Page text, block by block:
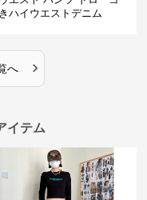
ハイウエストデニム
へ ›
イテム